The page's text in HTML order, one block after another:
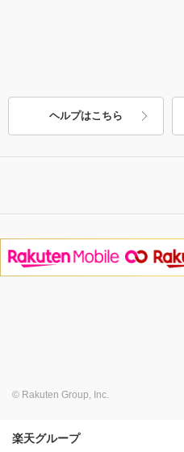
ヘルプはこちら
© Rakuten Group, Inc.
楽天グループ